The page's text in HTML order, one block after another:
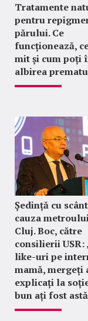
Tratamente
pentru
părului. Ce
funcționează,
mit și cum poți
albirea
Ședință cu
cauza
Cluj. Boc, către
consilierii USR:
like-uri pe
mamă, mergeți
explicați la
bun ați fost